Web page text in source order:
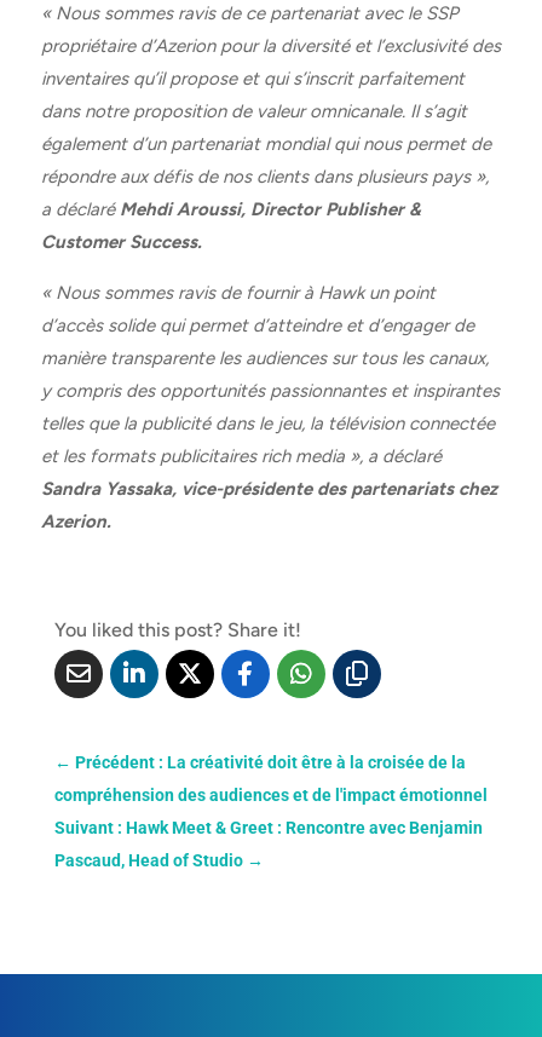
« Nous sommes ravis de ce partenariat avec le SSP
propriétaire d’Azerion pour la diversité et l’exclusivité des
inventaires qu’il propose et qui s’inscrit parfaitement
dans notre proposition de valeur omnicanale. Il s’agit
également d’un partenariat mondial qui nous permet de
répondre aux défis de nos clients dans plusieurs pays »,
a déclaré Mehdi Aroussi, Director Publisher &
Customer Success.
« Nous sommes ravis de fournir à Hawk un point
d’accès solide qui permet d’atteindre et d’engager de
manière transparente les audiences sur tous les canaux,
y compris des opportunités passionnantes et inspirantes
telles que la publicité dans le jeu, la télévision connectée
et les formats publicitaires rich media », a déclaré
Sandra Yassaka, vice-présidente des partenariats chez
Azerion.
You liked this post? Share it!
← Précédent : La créativité doit être à la croisée de la
compréhension des audiences et de l'impact émotionnel
Suivant : Hawk Meet & Greet : Rencontre avec Benjamin
Pascaud, Head of Studio→